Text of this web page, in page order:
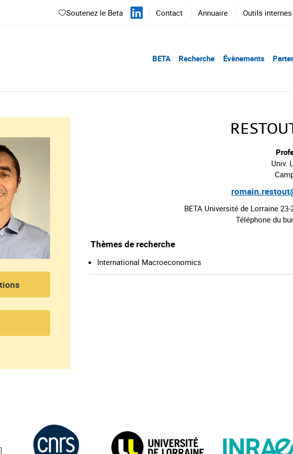
Soutenez le Beta Contact Annuaire Outils internes
BETA Recherche Évènements
Univ.
BETA Université de Lorraine
Téléphone du
Thèmes de recherche
International Macroeconomics